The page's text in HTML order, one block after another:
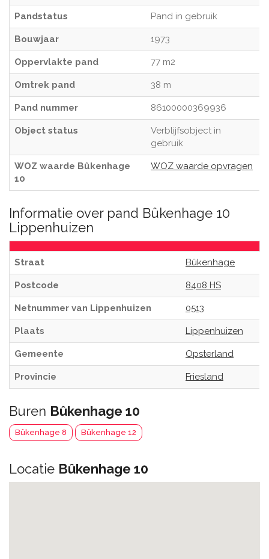
Pandstatus Pand in gebruik
Bouwjaar 1973
Oppervlakte pand 77 m2
Omtrek pand 38 m
Pand nummer 86100000369936
Object status
Verblijfsobject in
gebruik
WOZ waarde Bûkenhage
10
WOZ waarde opvragen
Informatie over pand Bûkenhage 10
Lippenhuizen
Straat Bûkenhage
Postcode 8408 HS
Netnummer van Lippenhuizen 0513
Plaats Lippenhuizen
Gemeente Opsterland
Provincie Friesland
Buren Bûkenhage 10
Bûkenhage 8 Bûkenhage 12
Locatie Bûkenhage 10